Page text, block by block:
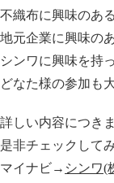
不織布に興味のある
地元企業に興味の
シンワに興味を持
どなた様の参加も
詳しい内容につき
是非チェックして
マイナビ→ シンワ(